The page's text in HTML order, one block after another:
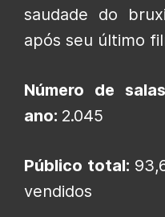
saudade do
após seu último
Número de
ano: 2.045
Público total:
vendidos